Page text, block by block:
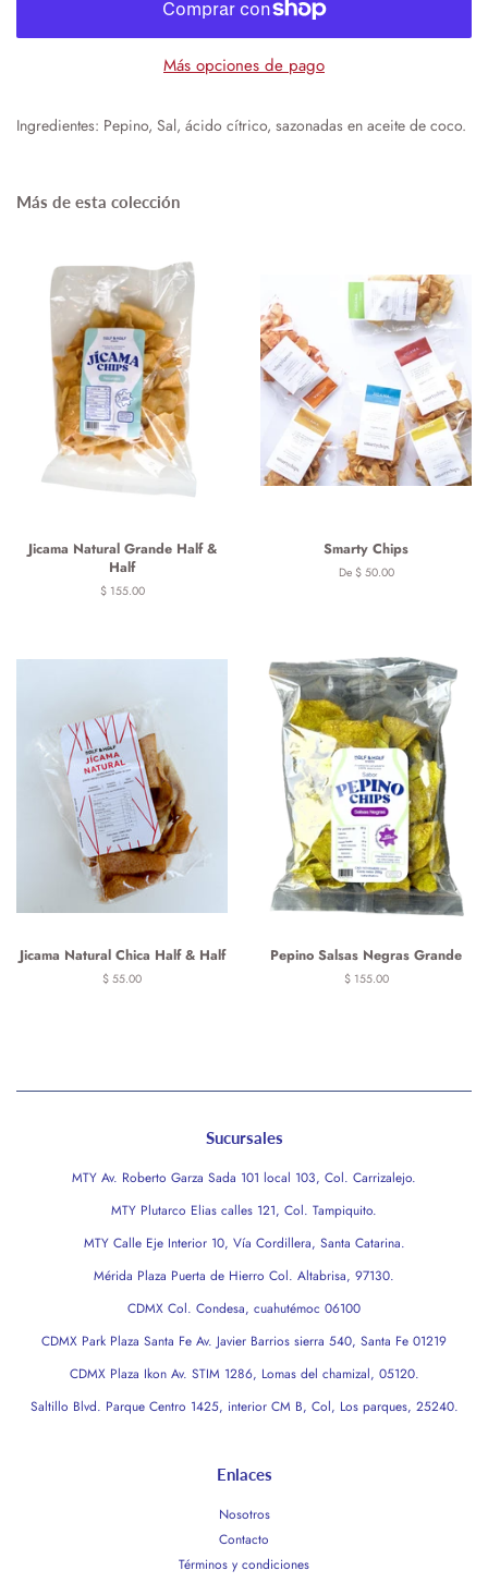
Más opciones de pago
Ingredientes: Pepino, Sal, ácido cítrico, sazonadas en aceite de coco.
Más de esta colección
Jicama Natural Grande Half &
Half
Precio
$ 155.00
Smarty Chips
De $ 50.00
Jicama Natural Chica Half & Half
Precio
$ 55.00
Pepino Salsas Negras Grande
Precio
$ 155.00
Sucursales
MTY Av. Roberto Garza Sada 101 local 103, Col. Carrizalejo.
MTY Plutarco Elias calles 121, Col. Tampiquito.
MTY Calle Eje Interior 10, Vía Cordillera, Santa Catarina.
Mérida Plaza Puerta de Hierro Col. Altabrisa, 97130.
CDMX Col. Condesa, cuahutémoc 06100
CDMX Park Plaza Santa Fe Av. Javier Barrios sierra 540, Santa Fe 01219
CDMX Plaza Ikon Av. STIM 1286, Lomas del chamizal, 05120.
Saltillo Blvd. Parque Centro 1425, interior CM B, Col, Los parques, 25240.
Enlaces
Nosotros
Contacto
Términos y condiciones